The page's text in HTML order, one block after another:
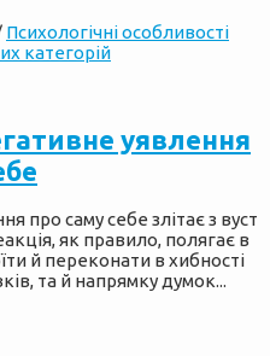
Психологічні особливості
категорій
уявлення
про саму себе злітає з вуст
як правило, полягає в
й переконати в хибності
та й напрямку думок...